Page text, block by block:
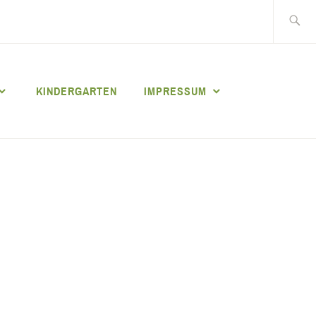
nach:
KINDERGARTEN IMPRESSUM